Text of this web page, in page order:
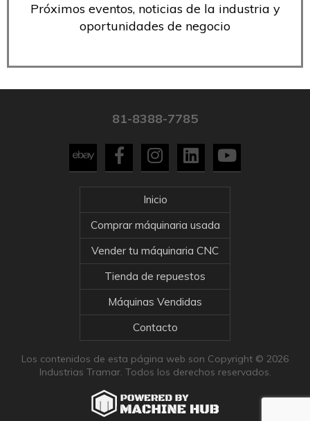
Próximos eventos, noticias de la industria y
oportunidades de negocio
81-8388-7785
Inicio
Comprar máquinaria usada
Vender tu máquinaria CNC
Tienda de repuestos
Máquinas Vendidas
Contacto
Los contenidos de esta página web son Copyright © 2026
Industrias Tramar. Todos los derechos reservados.